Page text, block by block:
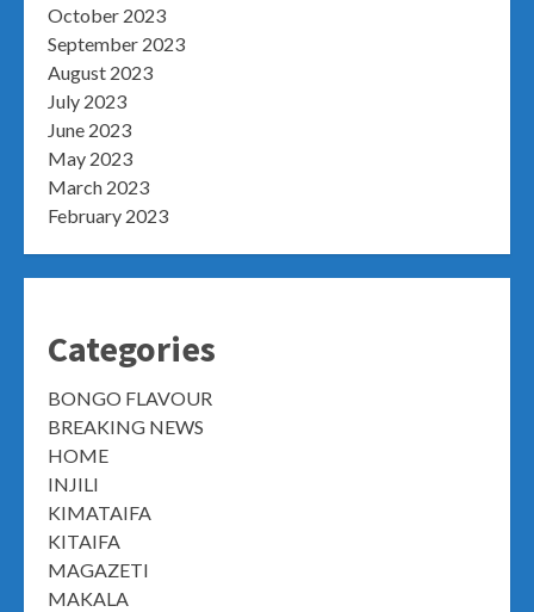
October 2023
September 2023
August 2023
July 2023
June 2023
May 2023
March 2023
February 2023
Categories
BONGO FLAVOUR
BREAKING NEWS
HOME
INJILI
KIMATAIFA
KITAIFA
MAGAZETI
MAKALA